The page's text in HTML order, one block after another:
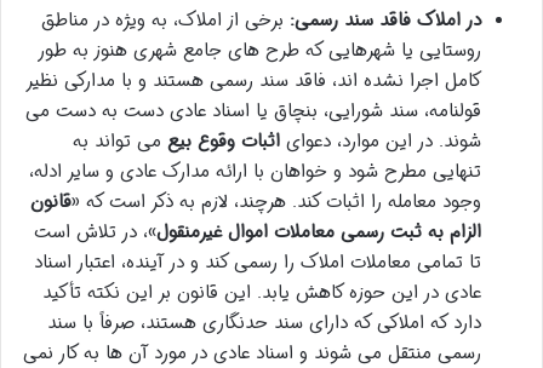
در املاک فاقد سند رسمی: برخی از املاک، به ویژه در مناطق
روستایی یا شهرهایی که طرح های جامع شهری هنوز به طور
کامل اجرا نشده اند، فاقد سند رسمی هستند و با مدارکی نظیر
قولنامه، سند شورایی، بنچاق یا اسناد عادی دست به دست می
شوند. در این موارد، دعوای اثبات وقوع بیع می تواند به
تنهایی مطرح شود و خواهان با ارائه مدارک عادی و سایر ادله،
وجود معامله را اثبات کند. هرچند، لازم به ذکر است که «قانون
الزام به ثبت رسمی معاملات اموال غیرمنقول»، در تلاش است
تا تمامی معاملات املاک را رسمی کند و در آینده، اعتبار اسناد
عادی در این حوزه کاهش یابد. این قانون بر این نکته تأکید
دارد که املاکی که دارای سند حدنگاری هستند، صرفاً با سند
رسمی منتقل می شوند و اسناد عادی در مورد آن ها به کار نمی